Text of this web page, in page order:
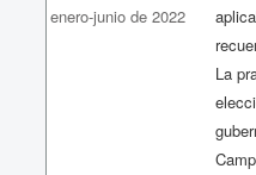
enero-junio de 2022
La